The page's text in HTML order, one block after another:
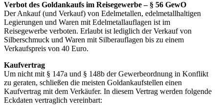
Verbot des Goldankaufs im Reisegewerbe – § 56 GewO
Der Ankauf (und Verkauf) von Edelmetallen, edelmetallhaltigen
Legierungen und Waren mit Edelmetallauflagen ist im
Reisegewerbe verboten. Erlaubt ist lediglich der Verkauf von
Silberschmuck und Waren mit Silberauflagen bis zu einem
Verkaufspreis von 40 Euro.
Kaufvertrag
Um nicht mit § 147a und § 148b der Gewerbeordnung in Konflikt
zu geraten, schließen die meisten Goldankaufstellen einen
Kaufvertrag mit dem Verkäufer. In diesem Vertrag werden folgende
Eckdaten vertraglich vereinbart: